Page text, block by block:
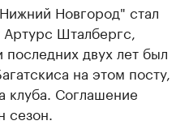
Новгород" стал
Артурс Шталбергс,
двух лет был
на этом посту,
клуба. Соглашение
сезон.